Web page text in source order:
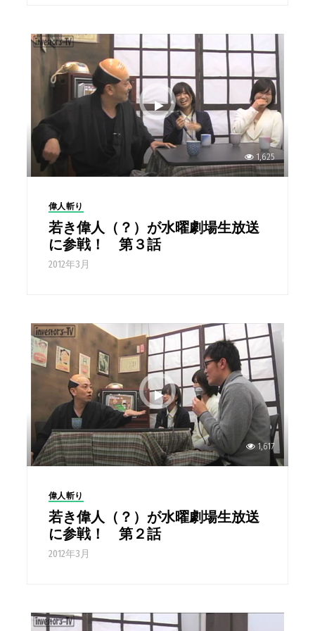
1,625
偉人斬り
若き偉人（？）が水曜劇場生放送
に参戦！ 第３話
2012年3月
1,617
偉人斬り
若き偉人（？）が水曜劇場生放送
に参戦！ 第２話
2012年3月